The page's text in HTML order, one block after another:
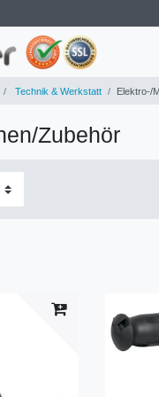
Technik & Werkstatt Elektro-/
Zubehör